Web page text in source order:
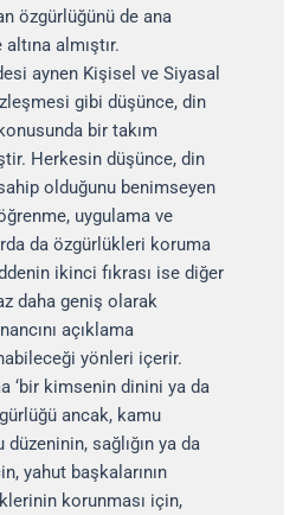
özgürlüğünü de ana
almıştır.
aynen Kişisel ve Siyasal
gibi düşünce, din
bir takım
Herkesin düşünce, din
olduğunu benimseyen
uygulama ve
da özgürlükleri koruma
ikinci fıkrası ise diğer
daha geniş olarak
açıklama
yönleri içerir.
‘bir kimsenin dinini ya da
ancak, kamu
sağlığın ya da
yahut başkalarının
korunması için,